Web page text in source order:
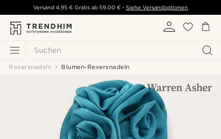
Suchen
Versand 4,95 € Gratis ab 59,00 € - Siehe Versandoptionen
Reversnadeln Blumen-Reversnadeln